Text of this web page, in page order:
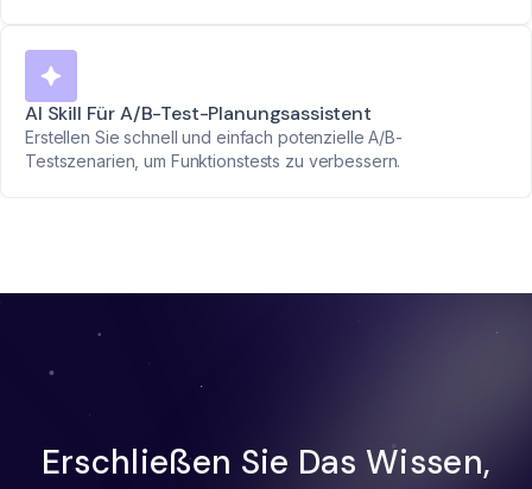
AI Skill Für A/B-Test-Planungsassistent
Erstellen Sie schnell und einfach potenzielle A/B-
Testszenarien, um Funktionstests zu verbessern.
Erschließen Sie Das Wissen,